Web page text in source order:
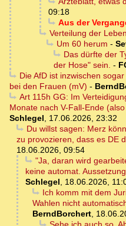
09:18
Aus der
Verteilung der
Um 60 herum -
Das dürfte der
der Hose" sein. -
Die AfD ist inzwischen
bei den Frauen (mV) -
Art 115h GG: Im
Monate nach V-Fall-Ende
Schlegel, 17.06.2026, 23:32
Du willst sagen: Merz
zu provozieren, dass es DE
18.06.2026, 09:54
"Ja, daran wird
keine automat.
Schlegel, 18.06.2026,
Ich komm mit dem
Wahlen nicht
BerndBorchert,